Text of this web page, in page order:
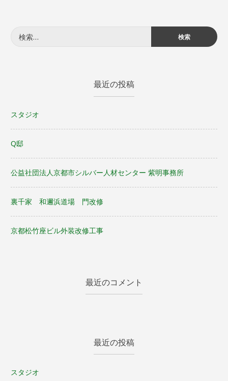
索:
最近の投稿
スタジオ
Q邸
公益社団法人京都市シルバー人材センター 紫明事務所
裏千家 和邇浜道場 門改修
京都松竹座ビル外装改修工事
最近のコメント
最近の投稿
スタジオ